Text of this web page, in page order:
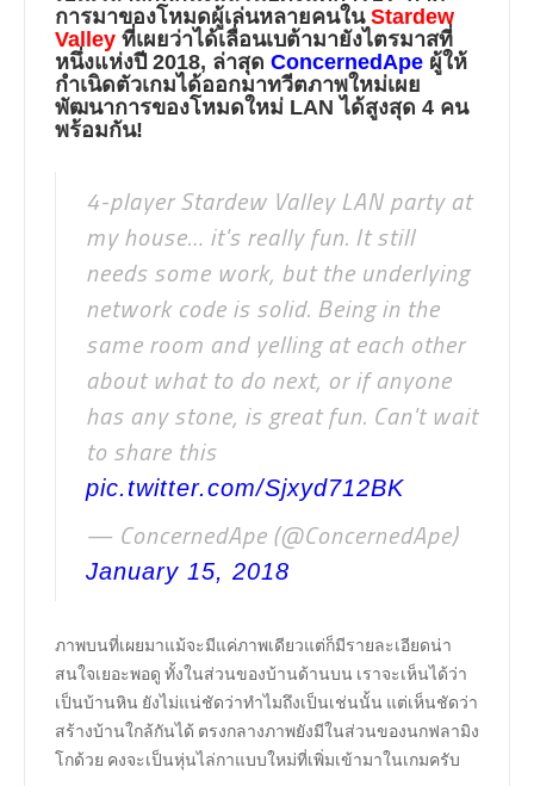
การมาของโหมดผู้เล่นหลายคนใน Stardew
Valley ที่เผยว่าได้เลื่อนเบต้ามายังไตรมาสที่
หนึ่งแห่งปี 2018, ล่าสุด ConcernedApe ผู้ให้
กำเนิดตัวเกมได้ออกมาทวีตภาพใหม่เผย
พัฒนาการของโหมดใหม่ LAN ได้สูงสุด 4 คน
พร้อมกัน!
4-player Stardew Valley LAN party at
my house… it's really fun. It still
needs some work, but the underlying
network code is solid. Being in the
same room and yelling at each other
about what to do next, or if anyone
has any stone, is great fun. Can't wait
to share this
pic.twitter.com/Sjxyd712BK
— ConcernedApe (@ConcernedApe)
January 15, 2018
ภาพบนที่เผยมาแม้จะมีแค่ภาพเดียวแต่ก็มีรายละเอียดน่า
สนใจเยอะพอดู ทั้งในส่วนของบ้านด้านบน เราจะเห็นได้ว่า
เป็นบ้านหิน ยังไม่แน่ชัดว่าทำไมถึงเป็นเช่นนั้น แต่เห็นชัดว่า
สร้างบ้านใกล้กันได้ ตรงกลางภาพยังมีในส่วนของนกฟลามิง
โกด้วย คงจะเป็นหุ่นไล่กาแบบใหม่ที่เพิ่มเข้ามาในเกมครับ